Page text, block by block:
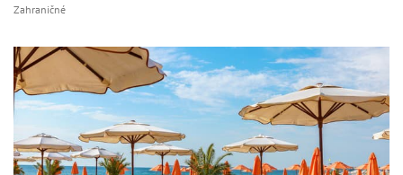
Zahraničné